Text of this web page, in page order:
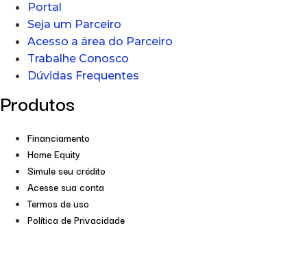
Portal
Seja um Parceiro
Acesso a área do Parceiro
Trabalhe Conosco
Dúvidas Frequentes
Produtos
Financiamento
Home Equity
Simule seu crédito
Acesse sua conta
Termos de uso
Política de Privacidade